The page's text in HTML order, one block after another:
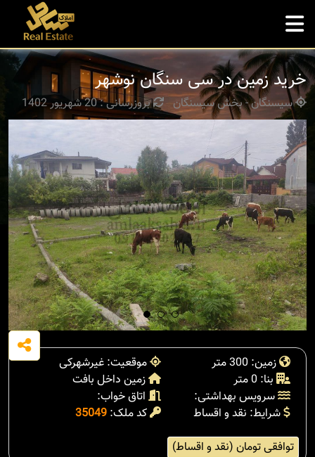
خرید زمین در سی سنگان نوشهر
سیسنگان - بخش سیسنگان بروزرسانی : 20 شهریور 1402
زمین: 300 متر
موقعیت: غیرشهرکی
بنا: 0 متر
زمین داخل بافت
سرویس بهداشتی:
اتاق خواب:
شرایط: نقد و اقساط
کد ملک: 35049
توافقی تومان (نقد و اقساط)